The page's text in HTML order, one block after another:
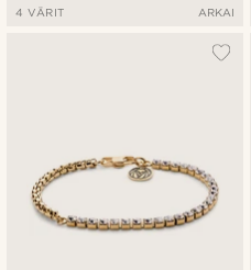
4 VÄRIT ARKAI